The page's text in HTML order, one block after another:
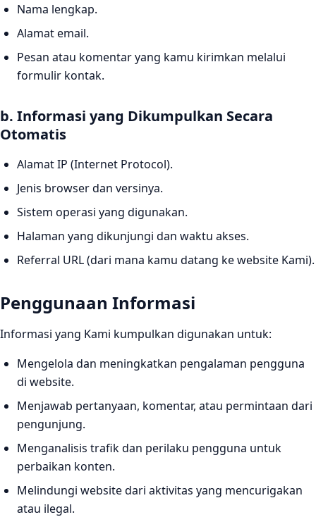
Nama lengkap.
Alamat email.
Pesan atau komentar yang kamu kirimkan melalui
formulir kontak.
b. Informasi yang Dikumpulkan Secara
Otomatis
Alamat IP (Internet Protocol).
Jenis browser dan versinya.
Sistem operasi yang digunakan.
Halaman yang dikunjungi dan waktu akses.
Referral URL (dari mana kamu datang ke website Kami).
Penggunaan Informasi
Informasi yang Kami kumpulkan digunakan untuk:
Mengelola dan meningkatkan pengalaman pengguna
di website.
Menjawab pertanyaan, komentar, atau permintaan dari
pengunjung.
Menganalisis trafik dan perilaku pengguna untuk
perbaikan konten.
Melindungi website dari aktivitas yang mencurigakan
atau ilegal.